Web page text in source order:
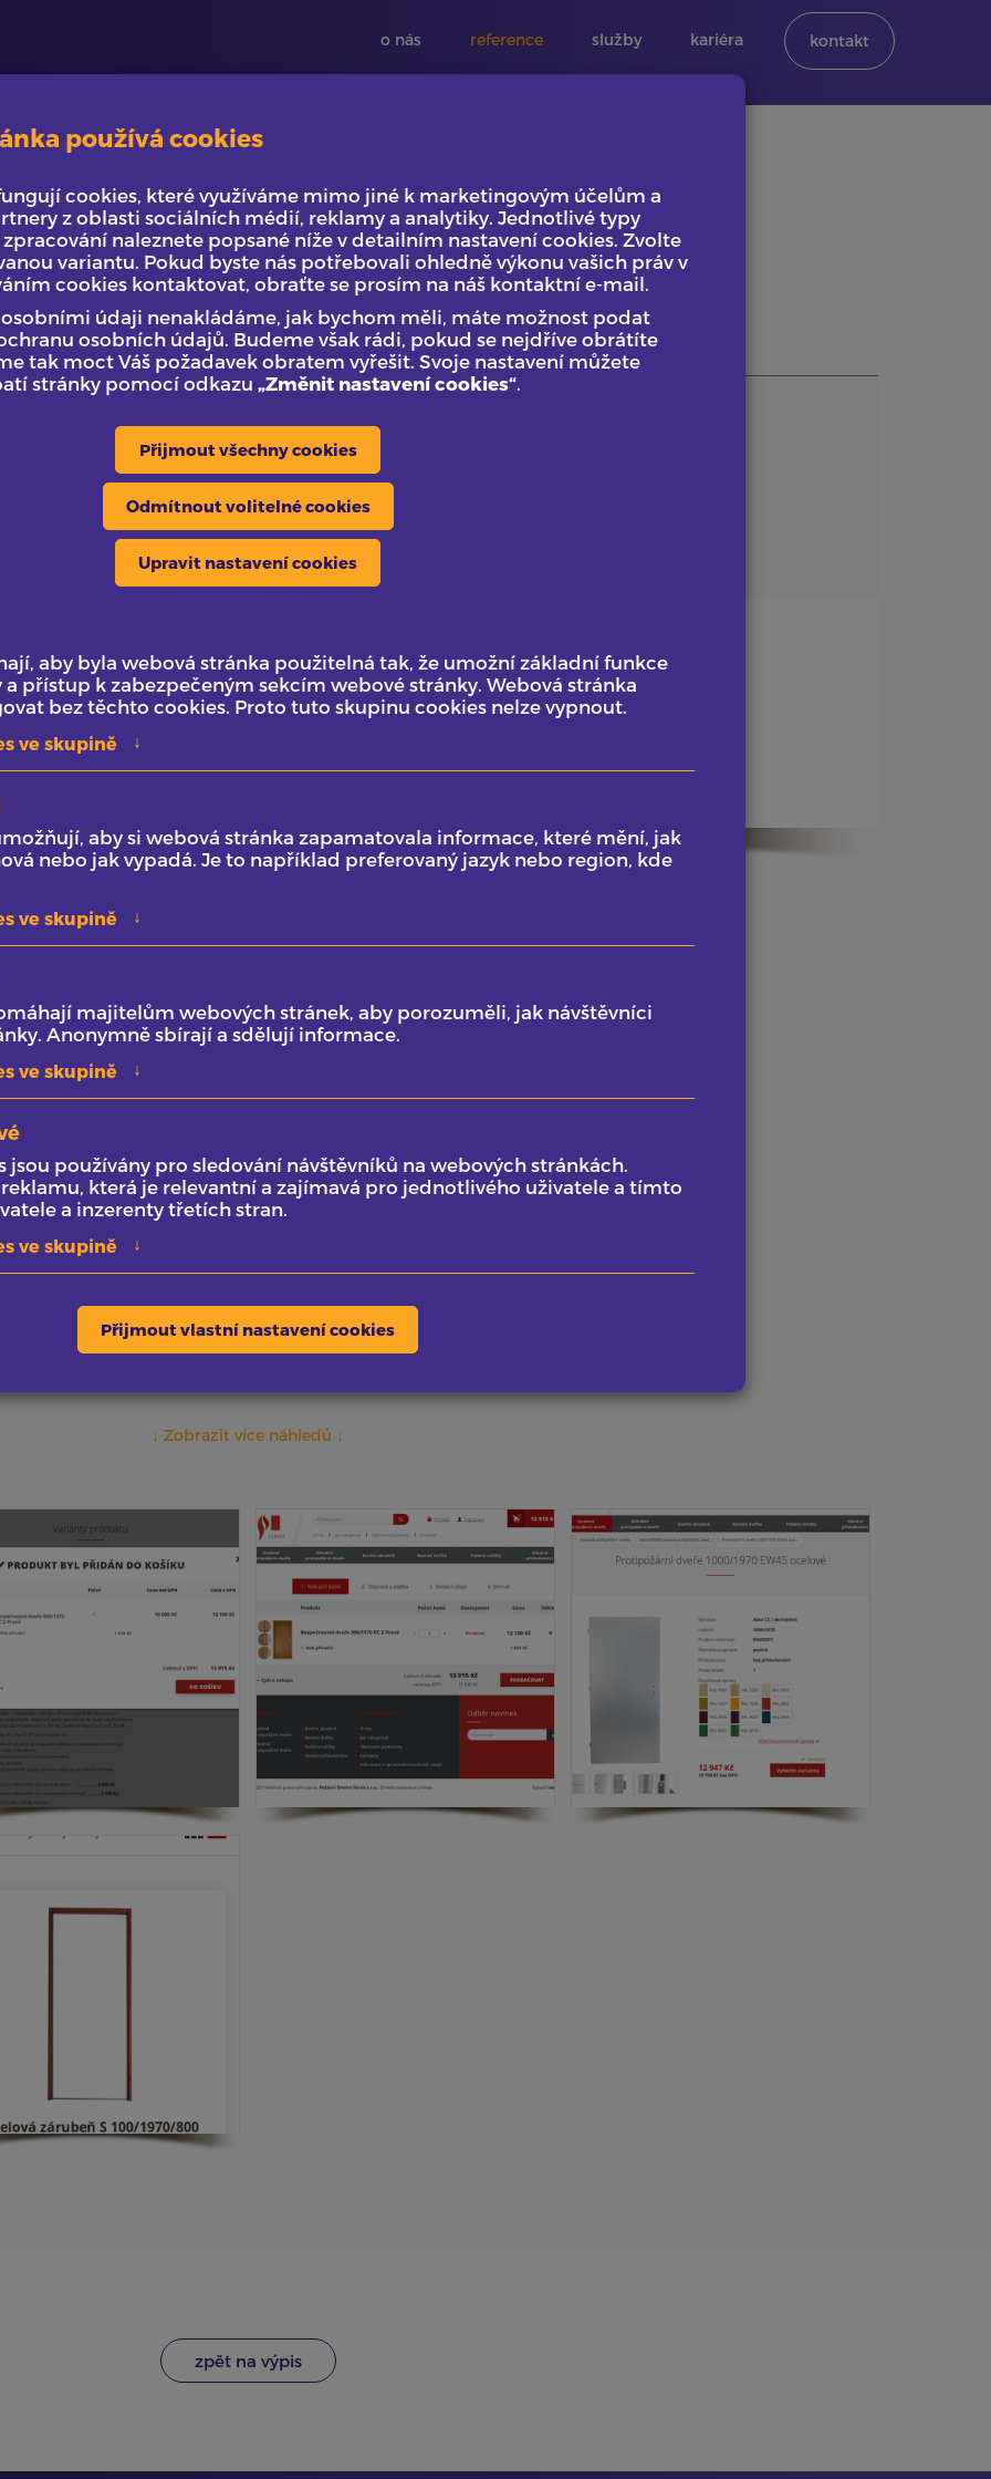
o nás reference služby kariéra kontakt
80 - 100 40
každé moderní budovy.
už nemusíte bát ani vy. Oni
dalších elektronických
protipožárních dveří, mřížek
- Responsivní
- Administrace
hmotnosti a vzdálenosti
↓ Zobrazit více náhledů ↓
zpět na výpis
používá cookies
cookies, které využíváme mimo jiné k marketingovým účelům a
z oblasti sociálních médií, reklamy a analytiky. Jednotlivé typy
naleznete popsané níže v detailním nastavení cookies. Zvolte
variantu. Pokud byste nás potřebovali ohledně výkonu vašich práv v
cookies kontaktovat, obraťte se prosím na náš kontaktní e-mail.
osobními údaji nenakládáme, jak bychom měli, máte možnost podat
osobních údajů. Budeme však rádi, pokud se nejdříve obrátíte
tak moct Váš požadavek obratem vyřešit. Svoje nastavení můžete
stránky pomocí odkazu „Změnit nastavení cookies“.
Přijmout všechny cookies
Odmítnout volitelné cookies
Upravit nastavení cookies
aby byla webová stránka použitelná tak, že umožní základní funkce
a přístup k zabezpečeným sekcím webové stránky. Webová stránka
bez těchto cookies. Proto tuto skupinu cookies nelze vypnout.
ve skupině ↓
aby si webová stránka zapamatovala informace, které mění, jak
nebo jak vypadá. Je to například preferovaný jazyk nebo region, kde
ve skupině ↓
majitelům webových stránek, aby porozuměli, jak návštěvníci
Anonymně sbírají a sdělují informace.
ve skupině ↓
jsou používány pro sledování návštěvníků na webových stránkách.
která je relevantní a zajímavá pro jednotlivého uživatele a tímto
a inzerenty třetích stran.
ve skupině ↓
Přijmout vlastní nastavení cookies